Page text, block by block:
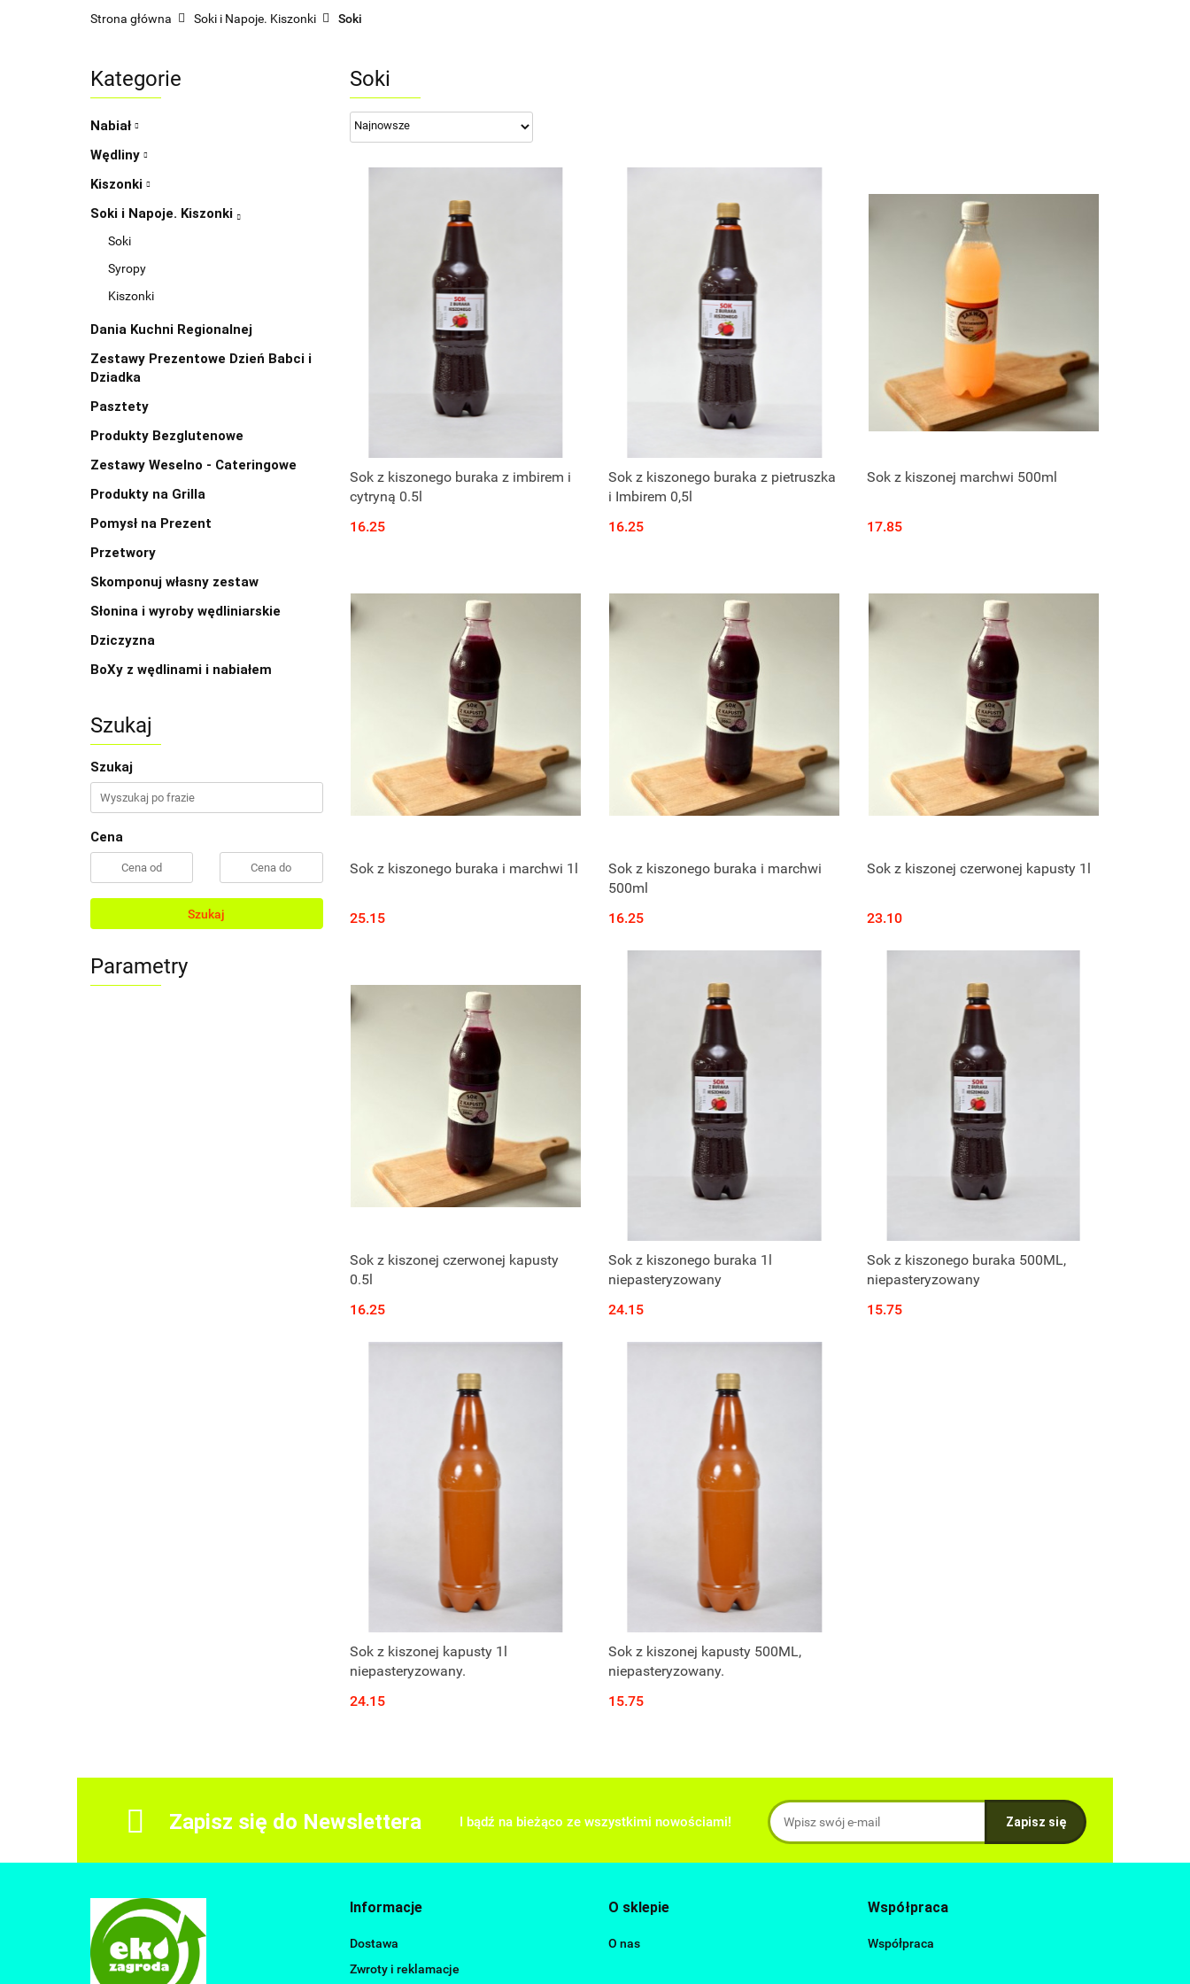
Strona główna Soki i Napoje. Kiszonki Soki
Kategorie
Nabiał
Wędliny
Kiszonki
Soki i Napoje. Kiszonki
Soki
Syropy
Kiszonki
Dania Kuchni Regionalnej
Zestawy Prezentowe Dzień Babci i
Dziadka
Pasztety
Produkty Bezglutenowe
Zestawy Weselno - Cateringowe
Produkty na Grilla
Pomysł na Prezent
Przetwory
Skomponuj własny zestaw
Słonina i wyroby wędliniarskie
Dziczyzna
BoXy z wędlinami i nabiałem
Szukaj
Szukaj
Cena
Szukaj
Parametry
Soki
Produkt niedostępny
Sok z kiszonego buraka z imbirem i
cytryną 0.5l
16.25
Produkt niedostępny
Sok z kiszonego buraka z pietruszka
i Imbirem 0,5l
16.25
Produkt niedostępny
Sok z kiszonej marchwi 500ml
17.85
Produkt niedostępny
Sok z kiszonego buraka i marchwi 1l
25.15
Produkt niedostępny
Sok z kiszonego buraka i marchwi
500ml
16.25
Produkt niedostępny
Sok z kiszonej czerwonej kapusty 1l
23.10
Produkt niedostępny
Sok z kiszonej czerwonej kapusty
0.5l
16.25
Produkt niedostępny
Sok z kiszonego buraka 1l
niepasteryzowany
24.15
Produkt niedostępny
Sok z kiszonego buraka 500ML,
niepasteryzowany
15.75
Produkt niedostępny
Sok z kiszonej kapusty 1l
niepasteryzowany.
24.15
Produkt niedostępny
Sok z kiszonej kapusty 500ML,
niepasteryzowany.
15.75
Zapisz się do Newslettera I bądź na bieżąco ze wszystkimi nowościami!
Informacje
Dostawa
Zwroty i reklamacje
O sklepie
O nas
Współpraca
Współpraca